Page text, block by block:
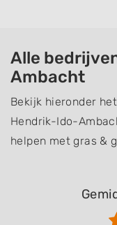
Alle
Ambacht
Bekijk hieronder
Hendrik-Ido-
helpen met gras &